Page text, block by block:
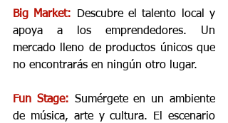
Big Market: Descubre el talento local y
apoya a los emprendedores. Un
mercado lleno de productos únicos que
no encontrarás en ningún otro lugar.
Fun Stage: Sumérgete en un ambiente
de música, arte y cultura. El escenario